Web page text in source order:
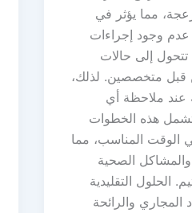
مما يؤثر في
عدم وجود إجراءات
إلى حالات
قبل متخصصين. لذلك،
عند ملاحظة أي
هذه الخطوات
الوقت المناسب، مما
الصحية
الحلول التقليدية
والرائحة